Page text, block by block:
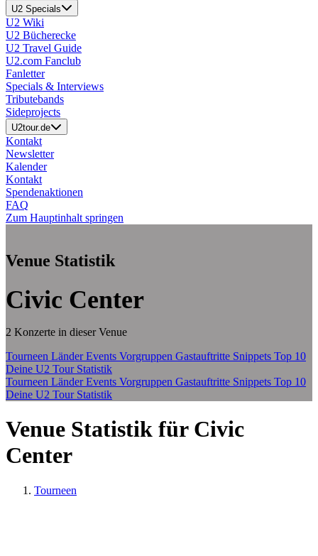
U2 Specials
U2 Wiki
U2 Bücherecke
U2 Travel Guide
U2.com Fanclub
Fanletter
Specials & Interviews
Tributebands
Sideprojects
U2tour.de
Kontakt
Newsletter
Kalender
Kontakt
Spendenaktionen
FAQ
Zum Hauptinhalt springen
Venue Statistik
Civic Center
2 Konzerte in dieser Venue
Tourneen LänderEvents Vorgruppen Gastauftritte Snippets Top 10
Deine U2 Tour Statistik
Tourneen LänderEvents Vorgruppen Gastauftritte Snippets Top 10
Deine U2 Tour Statistik
Venue Statistik für Civic
Center
Tourneen